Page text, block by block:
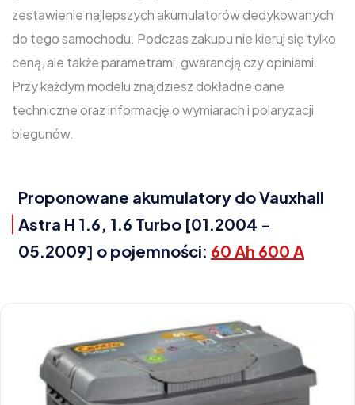
zestawienie najlepszych akumulatorów dedykowanych
do tego samochodu. Podczas zakupu nie kieruj się tylko
ceną, ale także parametrami, gwarancją czy opiniami.
Przy każdym modelu znajdziesz dokładne dane
techniczne oraz informację o wymiarach i polaryzacji
biegunów.
Proponowane akumulatory do Vauxhall
Astra H 1.6, 1.6 Turbo [01.2004 -
05.2009] o pojemności: 60 Ah 600 A